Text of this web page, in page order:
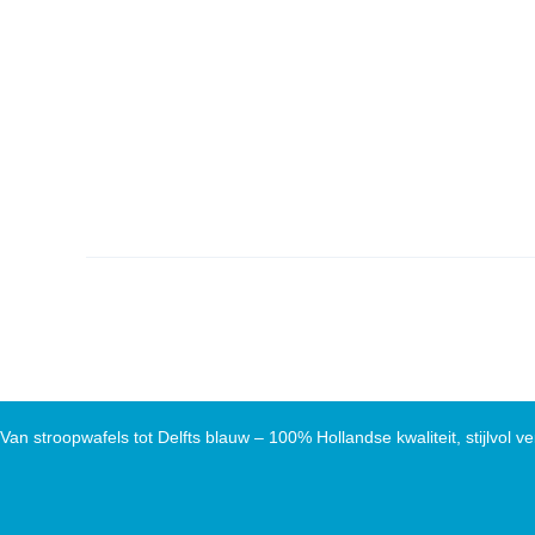
Van stroopwafels tot Delfts blauw – 100% Hollandse kwaliteit, stijlvol